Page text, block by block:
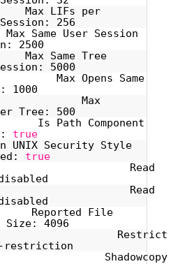
Max LIFs per
256
Max Same User Session
2500
Max Same Tree
5000
Max Opens Same
1000
Max
Tree: 500
Is Path Component
true
UNIX Security Style
true
Read
Read
Reported File
Size: 4096
Restrict
restriction
Shadowcopy